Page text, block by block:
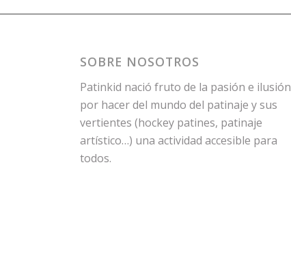
SOBRE NOSOTROS
Patinkid nació fruto de la pasión e ilusión
por hacer del mundo del patinaje y sus
vertientes (hockey patines, patinaje
artístico…) una actividad accesible para
todos.